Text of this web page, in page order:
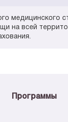
медицинского
на всей
Программы